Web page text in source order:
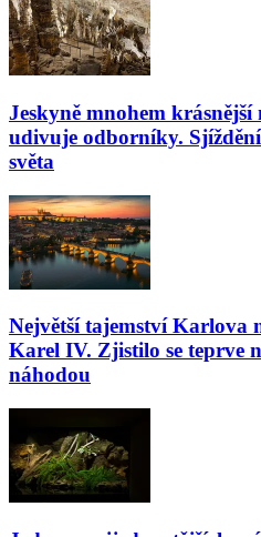
Jeskyně mnohem
udivuje odborníky. Sjíždění
světa
Největší tajemství Karlova
Karel IV. Zjistilo se teprve
náhodou